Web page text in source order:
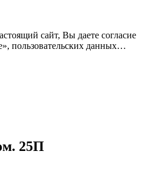
сайт, Вы даете согласие
пользовательских данных…
25П